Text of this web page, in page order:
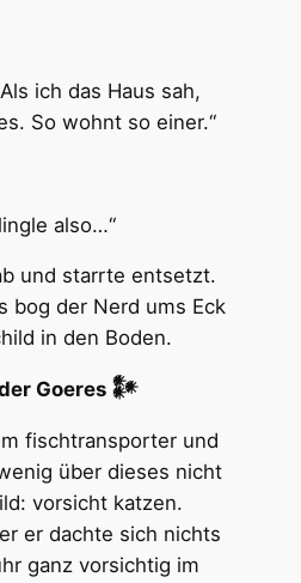
ich das Haus sah,
So wohnt so einer.“
also…“
und starrte entsetzt.
bog der Nerd ums Eck
in den Boden.
Goeres 𒀯
fischtransporter und
über dieses nicht
vorsicht katzen.
er dachte sich nichts
ganz vorsichtig im